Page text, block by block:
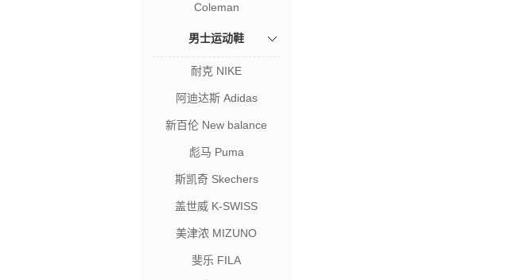
Coleman
男士运动鞋
耐克 NIKE
阿迪达斯 Adidas
新百伦 New balance
彪马 Puma
斯凯奇 Skechers
盖世威 K-SWISS
美津浓 MIZUNO
斐乐 FILA